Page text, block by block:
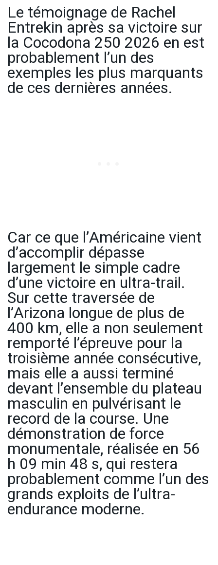
Le témoignage de Rachel
Entrekin après sa victoire sur
la Cocodona 250 2026 en est
probablement l’un des
exemples les plus marquants
de ces dernières années.
Car ce que l’Américaine vient
d’accomplir dépasse
largement le simple cadre
d’une victoire en ultra-trail.
Sur cette traversée de
l’Arizona longue de plus de
400 km, elle a non seulement
remporté l’épreuve pour la
troisième année consécutive,
mais elle a aussi terminé
devant l’ensemble du plateau
masculin en pulvérisant le
record de la course. Une
démonstration de force
monumentale, réalisée en 56
h 09 min 48 s, qui restera
probablement comme l’un des
grands exploits de l’ultra-
endurance moderne.